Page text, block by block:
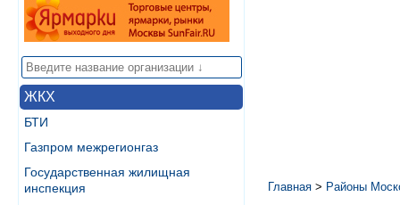
ЖКХ
БТИ
Газпром межрегионгаз
Государственная жилищная
инспекция
Главная > Районы